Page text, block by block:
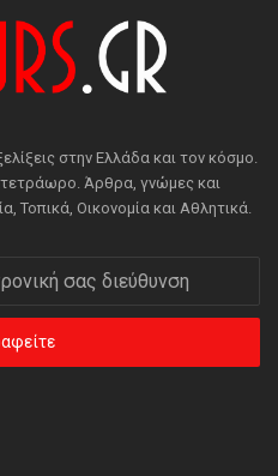
στην Ελλάδα και τον κόσμο.
Άρθρα, γνώμες και
Τοπικά, Οικονομία και Αθλητικά.